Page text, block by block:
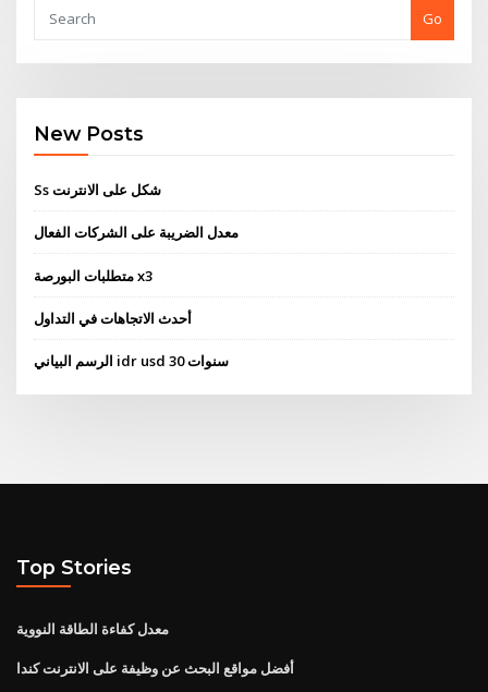
Go
New Posts
Ss شكل على الانترنت
معدل الضريبة على الشركات الفعال
متطلبات البورصة x3
أحدث الاتجاهات في التداول
الرسم البياني idr usd 30 سنوات
Top Stories
معدل كفاءة الطاقة النووية
أفضل مواقع البحث عن وظيفة على الانترنت كندا